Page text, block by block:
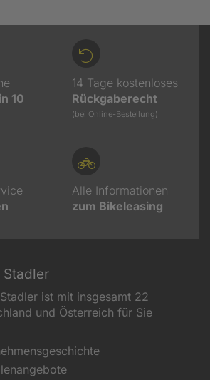
10
14 Tage kostenloses
Rückgaberecht
(bei Online-Bestellung)
Alle Informationen
zum Bikeleasing
ist mit insgesamt 22
und Österreich für Sie